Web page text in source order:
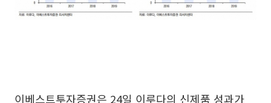
이베스트투자증권은 24일 이루다의 신제품 성과가